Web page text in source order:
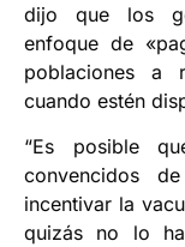
dijo que los
enfoque de
poblaciones a
cuando estén
“Es posible
convencidos
incentivar la
quizás no lo